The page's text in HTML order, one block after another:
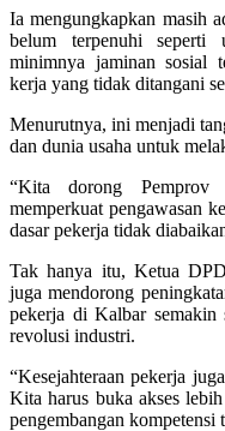
Ia mengungkapkan masih
belum terpenuhi seperti
minimnya jaminan sosial
kerja yang tidak ditangani
Menurutnya, ini menjadi
dan dunia usaha untuk
“Kita dorong
memperkuat pengawasan
dasar pekerja tidak
Tak hanya itu, Ketua
juga mendorong
pekerja di Kalbar semakin
revolusi industri.
“Kesejahteraan pekerja
Kita harus buka akses
pengembangan kompetensi